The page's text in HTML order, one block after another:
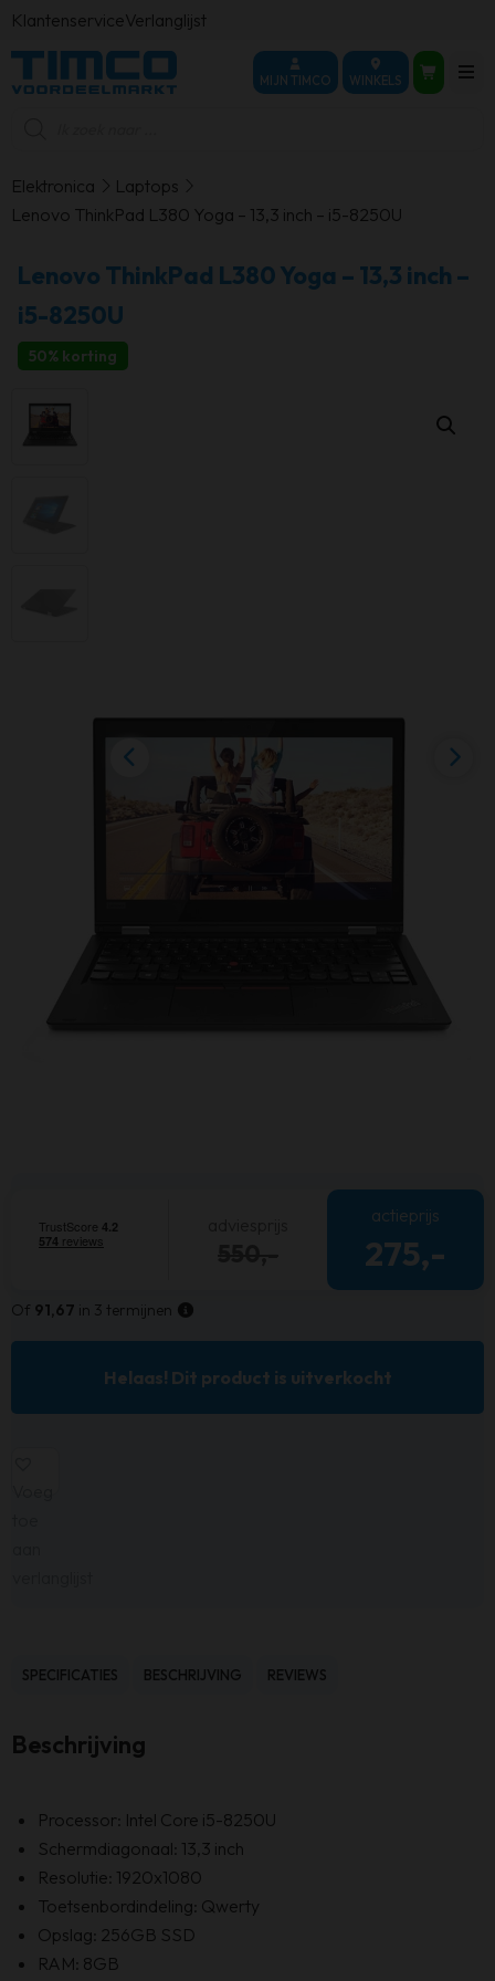
KlantenserviceVerlanglijst
MIJN TIMCO WINKELS
Elektronica
Laptops
Lenovo ThinkPad L380 Yoga – 13,3 inch – i5-8250U
Lenovo ThinkPad L380 Yoga – 13,3 inch –
i5-8250U
50% korting
actieprijs
275,-
Of 91,67 in 3 termijnen
Helaas! Dit product is uitverkocht
SPECIFICATIES BESCHRIJVING REVIEWS
Beschrijving
Processor: Intel Core i5-8250U
Schermdiagonaal: 13,3 inch
Resolutie: 1920x1080
Toetsenbordindeling: Qwerty
Opslag: 256GB SSD
RAM: 8GB